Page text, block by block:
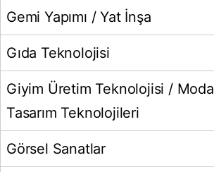
Gemi Yapımı / Yat İnşa
Gıda Teknolojisi
Giyim Üretim Teknolojisi / Moda
Tasarım Teknolojileri
Görsel Sanatlar